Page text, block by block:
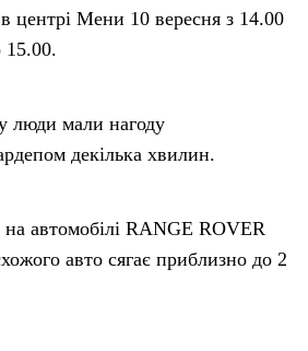
центрі Мени 10 вересня з 14.00
15.00.
люди мали нагоду
декілька хвилин.
автомобілі RANGE ROVER
авто сягає приблизно до 2